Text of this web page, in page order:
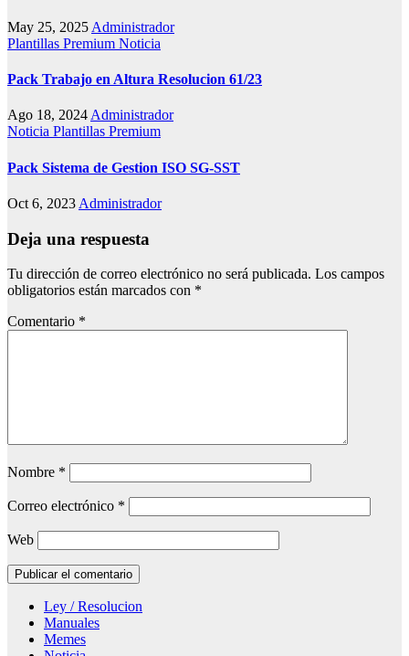
May 25, 2025 Administrador
Plantillas Premium Noticia
Pack Trabajo en Altura Resolucion 61/23
Ago 18, 2024 Administrador
Noticia Plantillas Premium
Pack Sistema de Gestion ISO SG-SST
Oct 6, 2023 Administrador
Deja una respuesta
Tu dirección de correo electrónico no será publicada. Los campos
obligatorios están marcados con *
Comentario *
Nombre *
Correo electrónico *
Web
Ley / Resolucion
Manuales
Memes